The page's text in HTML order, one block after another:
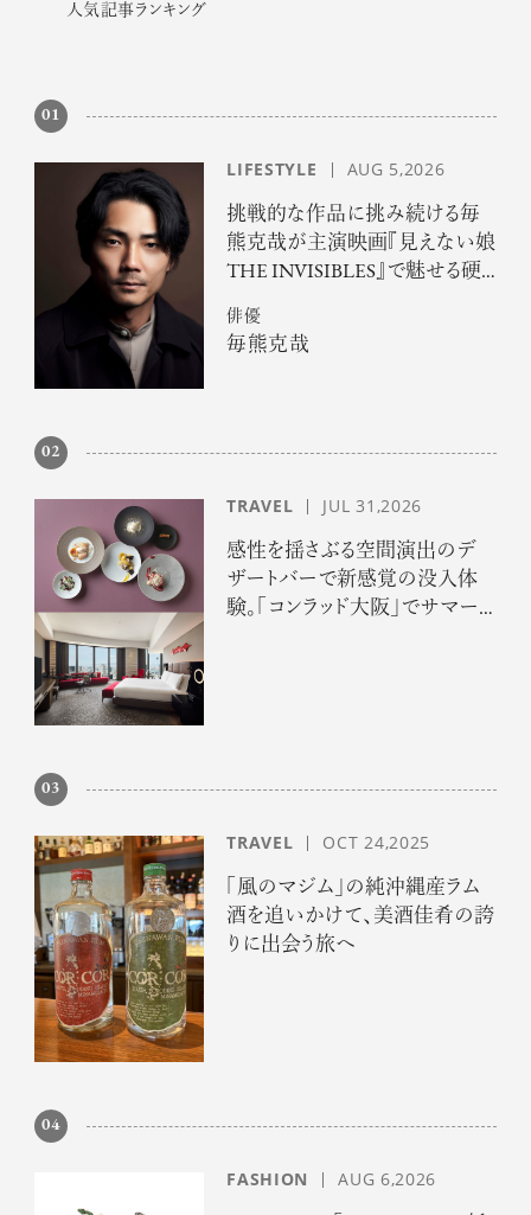
人気記事ランキング
01
LIFESTYLE AUG 5,2026
挑戦的な作品に挑み続ける毎
熊克哉が主演映画『見えない娘
THE INVISIBLES』で魅せる硬
俳優
毎熊克哉
02
TRAVEL JUL 31,2026
感性を揺さぶる空間演出のデ
ザートバーで新感覚の没入体
験。「コンラッド大阪」でサマー
03
TRAVEL OCT 24,2025
「風のマジム」の純沖縄産ラム
酒を追いかけて、美酒佳肴の誇
りに出会う旅へ
04
FASHION AUG 6,2026